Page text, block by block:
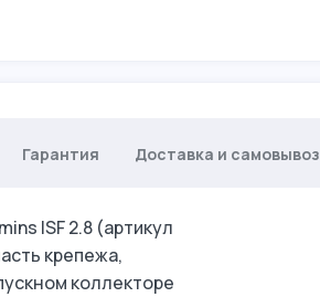
Гарантия Доставка и самовывоз
ISF 2.8 (артикул
крепежа,
коллекторе